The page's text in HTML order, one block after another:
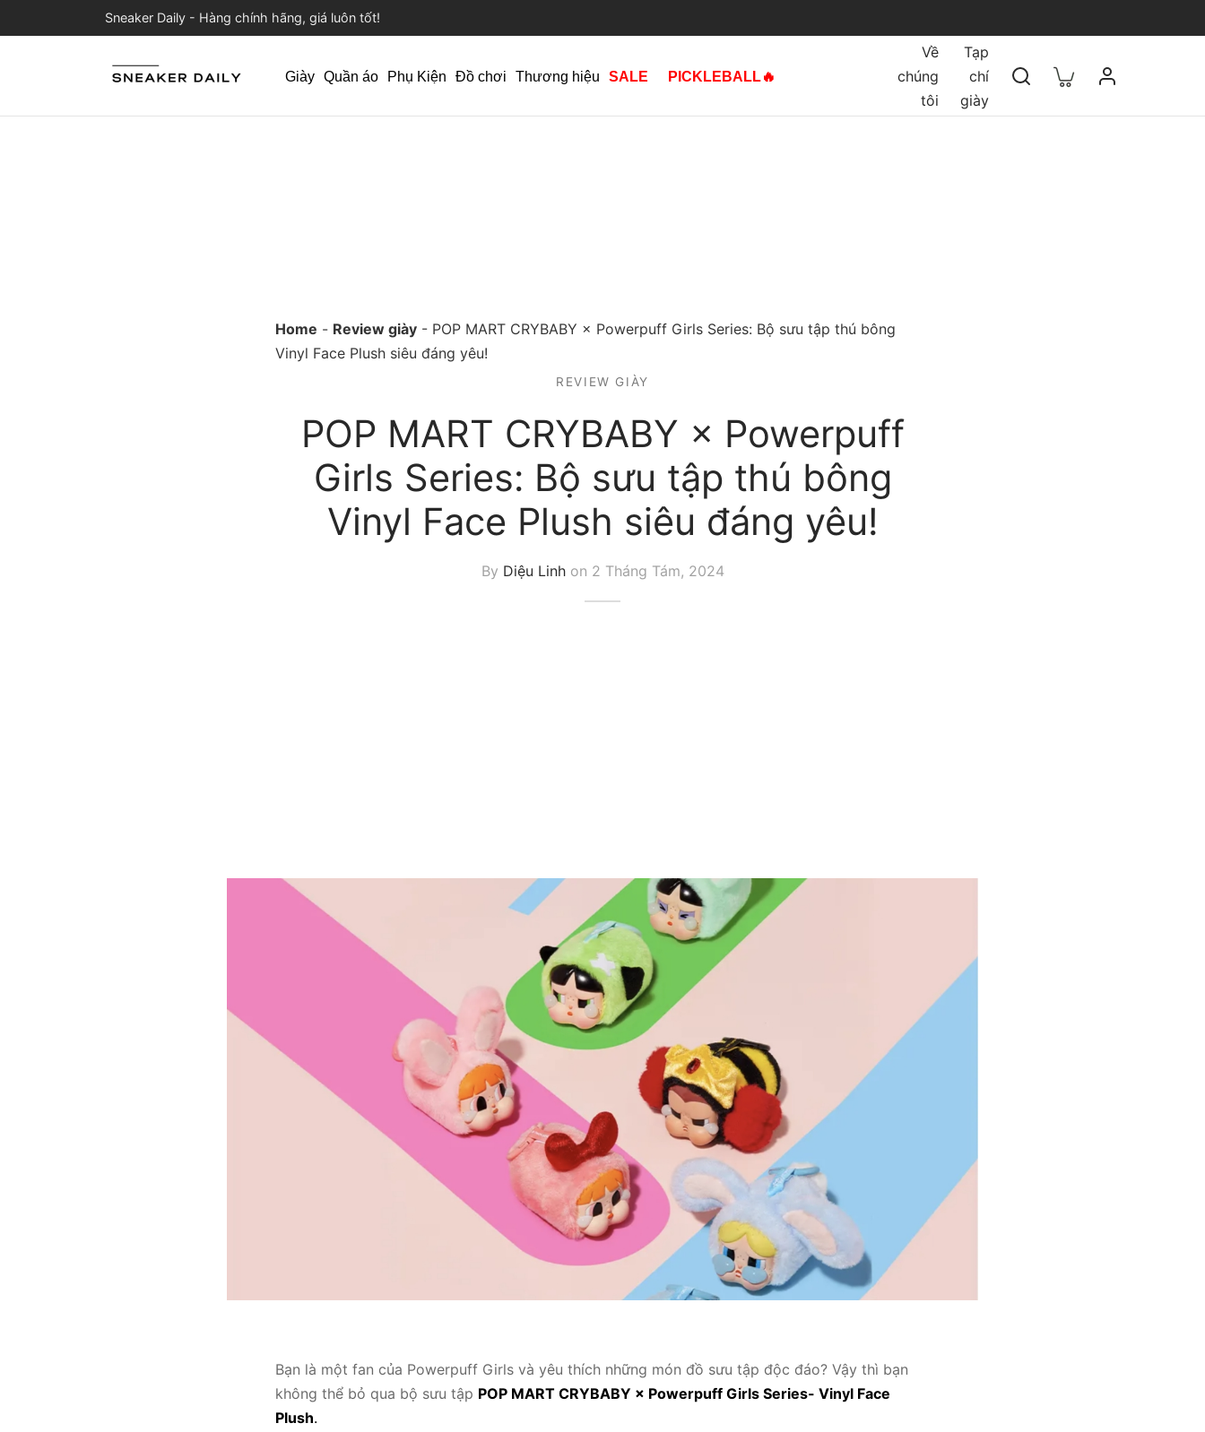
Sneaker Daily - Hàng chính hãng, giá luôn tốt!
Giày Quần áo Phụ Kiện Đồ chơi Thương hiệu SALE PICKLEBALL🔥
Về
chúng
tôi
Tạp
chí
giày
Home - Review giày - POP MART CRYBABY × Powerpuff Girls Series: Bộ sưu tập thú bông
Vinyl Face Plush siêu đáng yêu!
REVIEW GIÀY
POP MART CRYBABY × Powerpuff
Girls Series: Bộ sưu tập thú bông
Vinyl Face Plush siêu đáng yêu!
By Diệu Linhon 2 Tháng Tám, 2024
Bạn là một fan của Powerpuff Girls và yêu thích những món đồ sưu tập độc đáo? Vậy thì bạn
không thể bỏ qua bộ sưu tập POP MART CRYBABY × Powerpuff Girls Series- Vinyl Face
Plush.